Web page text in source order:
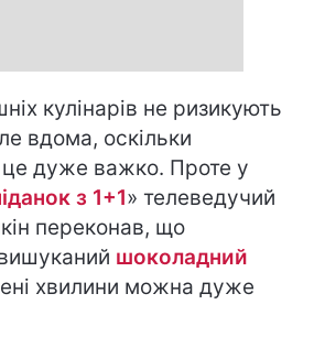
кулінарів не ризикують
вдома, оскільки
дуже важко. Проте у
з 1+1» телеведучий
переконав, що
шоколадний
хвилини можна дуже